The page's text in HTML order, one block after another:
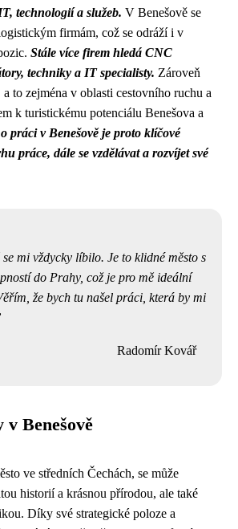
technologií a služeb. V Benešově se
firmám, což se odráží i v
Stále více firem hledá CNC
techniky a IT specialisty. Zároveň
to zejména v oblasti cestovního ruchu a
k turistickému potenciálu Benešova a
práci v Benešově je proto klíčové
práce, dále se vzdělávat a rozvíjet své
se mi vždycky líbilo. Je to klidné město s
do Prahy, což je pro mě ideální
že bych tu našel práci, která by mi
Radomír Kovář
v Benešově
ve středních Čechách, se může
historií a krásnou přírodou, ale také
Díky své strategické poloze a